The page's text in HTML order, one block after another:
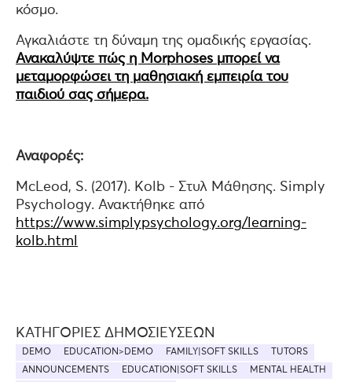
κόσμο.
Αγκαλιάστε τη δύναμη της ομαδικής εργασίας.
Ανακαλύψτε πώς η Morphoses μπορεί να
μεταμορφώσει τη μαθησιακή εμπειρία του
παιδιού σας σήμερα.
Αναφορές:
McLeod, S. (2017). Kolb - Στυλ Μάθησης. Simply
Psychology. Ανακτήθηκε από
https://www.simplypsychology.org/learning-
kolb.html
ΚΑΤΗΓΟΡΊΕΣ ΔΗΜΟΣΙΕΎΣΕΩΝ
DEMO EDUCATION>DEMO FAMILY|SOFT SKILLS
TUTORS
ANNOUNCEMENTS
EDUCATION|SOFT SKILLS
MENTAL HEALTH